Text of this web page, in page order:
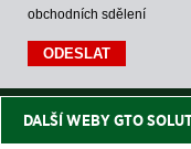
obchodních sdělení
DALŠÍ WEBY GTO